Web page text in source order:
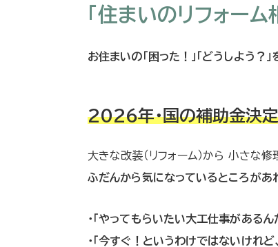
「住まいのリフォー
お住まいの「困った！」「どうしよう
2026年・国の補助金決
大きな改装（リフォーム）から 小さな
ふだんから気になっているところがあ
・「やってもらいたい大工仕事がある
・「今すぐ！というわけではないけれ